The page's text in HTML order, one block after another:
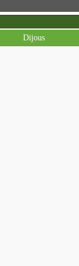
Dijous